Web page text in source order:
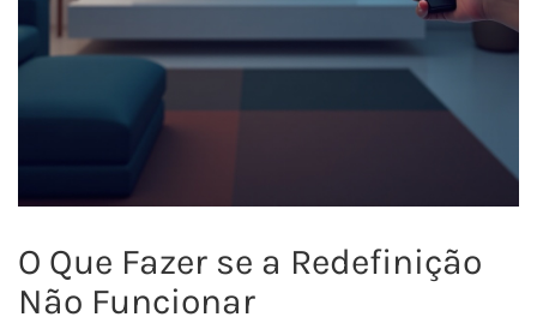
O Que Fazer se a Redefinição
Não Funcionar